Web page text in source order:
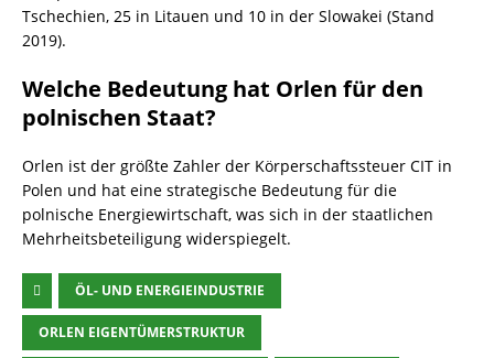
Tschechien, 25 in Litauen und 10 in der Slowakei (Stand
2019).
Welche Bedeutung hat Orlen für den
polnischen Staat?
Orlen ist der größte Zahler der Körperschaftssteuer CIT in
Polen und hat eine strategische Bedeutung für die
polnische Energiewirtschaft, was sich in der staatlichen
Mehrheitsbeteiligung widerspiegelt.
ÖL- UND ENERGIEINDUSTRIE
ORLEN EIGENTÜMERSTRUKTUR